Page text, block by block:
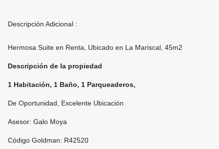
Descripción Adicional :
Hermosa Suite en Renta, Ubicado en La Mariscal, 45m2
Descripción de la propiedad
1 Habitación, 1 Baño, 1 Parqueaderos,
De Oportunidad, Excelente Ubicación
Asesor: Galo Moya
Código Goldman: R42520